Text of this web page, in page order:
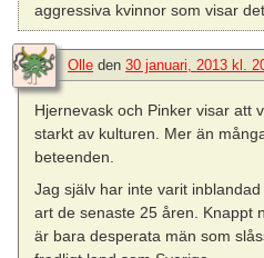
aggressiva kvinnor som visar
Olle den 30 januari, 2013 kl.
Hjernevask och Pinker visar att
starkt av kulturen. Mer än
beteenden.
Jag själv har inte varit
art de senaste 25 åren. Knappt
är bara desperata män som